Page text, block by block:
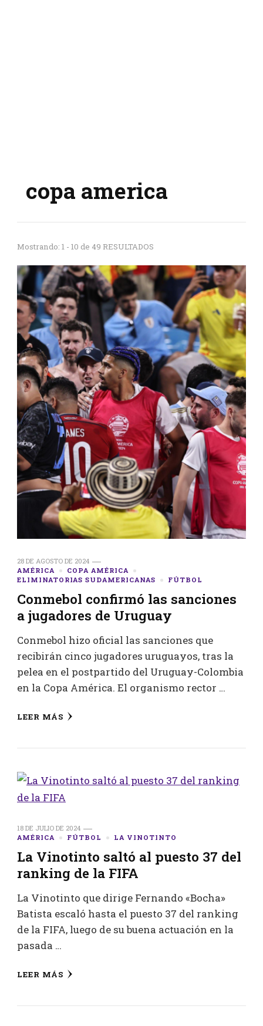
copa america
Mostrando: 1 - 10 de 49 RESULTADOS
28 DE AGOSTO DE 2024
AMÉRICA
COPA AMÉRICA
ELIMINATORIAS SUDAMERICANAS
FÚTBOL
Conmebol confirmó las sanciones
a jugadores de Uruguay
Conmebol hizo oficial las sanciones que
recibirán cinco jugadores uruguayos, tras la
pelea en el postpartido del Uruguay-Colombia
en la Copa América. El organismo rector …
LEER MÁS
18 DE JULIO DE 2024
AMÉRICA
FÚTBOL LA VINOTINTO
La Vinotinto saltó al puesto 37 del
ranking de la FIFA
La Vinotinto que dirige Fernando «Bocha»
Batista escaló hasta el puesto 37 del ranking
de la FIFA, luego de su buena actuación en la
pasada …
LEER MÁS